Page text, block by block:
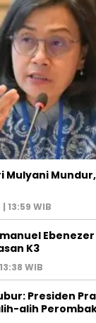
Mulyani
13:59 WIB
Ebenezer
K3
WIB
Presiden
alih